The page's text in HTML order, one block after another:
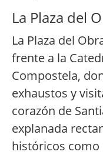
La Plaza del
La Plaza del
frente a la
Compostela,
exhaustos y
corazón de
explanada
históricos como